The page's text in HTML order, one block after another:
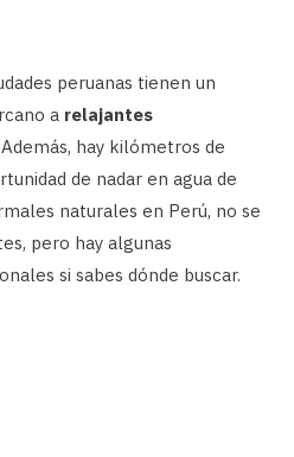
peruanas tienen un
a relajantes
hay kilómetros de
de nadar en agua de
naturales en Perú, no se
pero hay algunas
si sabes dónde buscar.